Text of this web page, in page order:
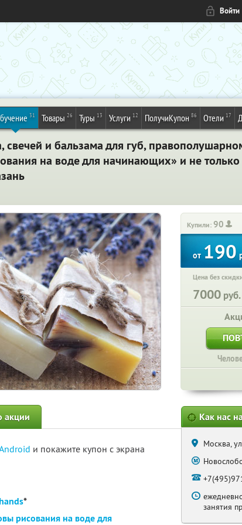
Войти
31 Товары 26 Туры 13 Услуги 12 ПолучиКупон 86 Отели 17
и бальзама для губ,
на воде для начинающих» и не
Купили:90
от190
Цена без
7000 руб.
акции
и покажите купон с экрана
*
рисования на воде для
Как нас
Москва,
занятия